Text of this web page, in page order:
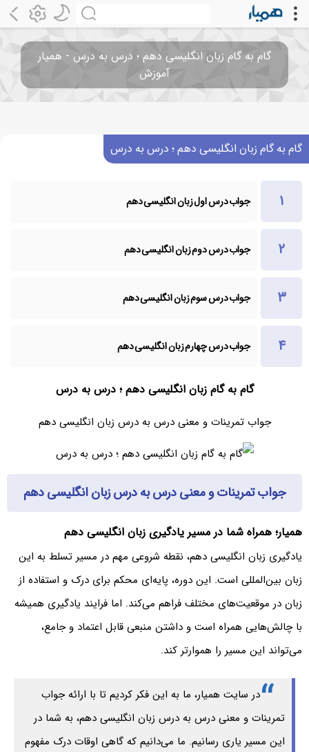
گام به گام زبان انگلیسی دهم ؛ درس به درس - همیار
آموزش
گام به گام زبان انگلیسی دهم ؛ درس به درس
جواب درس اول زبان انگلیسی دهم
جواب درس دوم زبان انگلیسی دهم
جواب درس سوم زبان انگلیسی دهم
جواب درس چهارم زبان انگلیسی دهم
گام به گام زبان انگلیسی دهم ؛ درس به درس
جواب تمرینات و معنی درس به درس زبان انگلیسی دهم
جواب تمرینات و معنی درس به درس زبان انگلیسی دهم
همیار؛ همراه شما در مسیر یادگیری زبان انگلیسی دهم
یادگیری زبان انگلیسی دهم، نقطه شروعی مهم در مسیر تسلط به این
زبان بین‌المللی است. این دوره، پایه‌ای محکم برای درک و استفاده از
زبان در موقعیت‌های مختلف فراهم می‌کند. اما فرایند یادگیری همیشه
با چالش‌هایی همراه است و داشتن منبعی قابل اعتماد و جامع،
می‌تواند این مسیر را هموارتر کند.
در سایت همیار، ما به این فکر کردیم تا با ارائه جواب
تمرینات و معنی درس به درس زبان انگلیسی دهم، به شما در
این مسیر یاری رسانیم. ما می‌دانیم که گاهی اوقات درک مفهوم